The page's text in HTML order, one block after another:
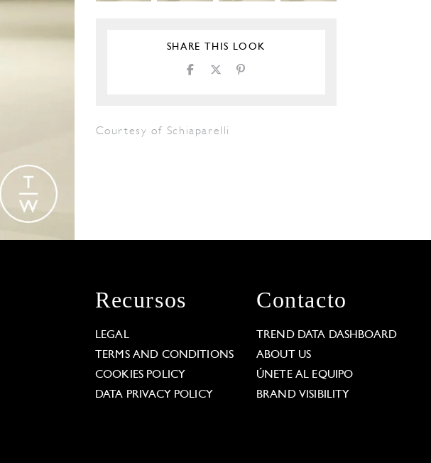
SHARE THIS LOOK
Courtesy of Schiaparelli
Recursos
LEGAL
TERMS AND CONDITIONS
COOKIES POLICY
DATA PRIVACY POLICY
Contacto
TREND DATA DASHBOARD
ABOUT US
ÚNETE AL EQUIPO
BRAND VISIBILITY